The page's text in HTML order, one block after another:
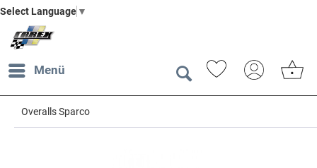
Select Language ▼
Menü
Overalls Sparco